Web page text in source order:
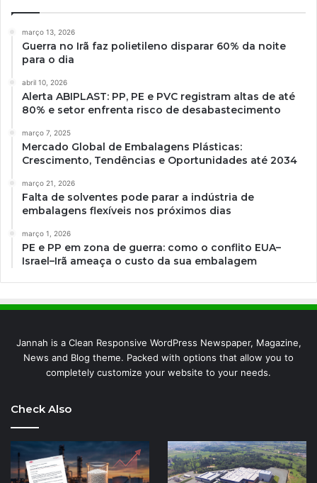
março 13, 2026
Guerra no Irã faz polietileno disparar 60% da noite
para o dia
abril 10, 2026
Alerta ABIPLAST: PP, PE e PVC registram altas de até
80% e setor enfrenta risco de desabastecimento
março 7, 2025
Mercado Global de Embalagens Plásticas:
Crescimento, Tendências e Oportunidades até 2034
março 21, 2026
Falta de solventes pode parar a indústria de
embalagens flexíveis nos próximos dias
março 1, 2026
PE e PP em zona de guerra: como o conflito EUA–
Israel–Irã ameaça o custo da sua embalagem
Jannah is a Clean Responsive WordPress Newspaper, Magazine,
News and Blog theme. Packed with options that allow you to
completely customize your website to your needs.
Check Also